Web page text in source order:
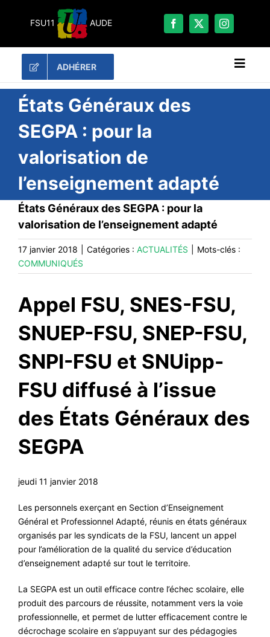
FSU11 AUDE
ADHÉRER
RECHERCHER:
LA FSU 11
DOSSIERS
PUBLICATIONS
CONTACT
#FORMATION
#COMMUNIQUÉS
#ÉLECTIONS
#MÉDIAS
#DÉBATS
#PRESSE
États Généraux des
SEGPA : pour la
valorisation de
l’enseignement adapté
États Généraux des SEGPA : pour la
valorisation de l’enseignement adapté
17 janvier 2018 Catégories : ACTUALITÉS
Mots-clés :
COMMUNIQUÉS
Appel FSU, SNES-FSU,
SNUEP-FSU, SNEP-FSU,
SNPI-FSU et SNUipp-
FSU diffusé à l’issue
des États Généraux des
SEGPA
jeudi 11 janvier 2018
Les personnels exerçant en Section d’Enseignement
Général et Professionnel Adapté, réunis en états généraux
organisés par les syndicats de la FSU, lancent un appel
pour l’amélioration de la qualité du service d’éducation
d’enseignement adapté sur tout le territoire.
La SEGPA est un outil efficace contre l’échec scolaire, elle
produit des parcours de réussite, notamment vers la voie
professionnelle, et permet de lutter efficacement contre le
décrochage scolaire en s’appuyant sur des pédagogies